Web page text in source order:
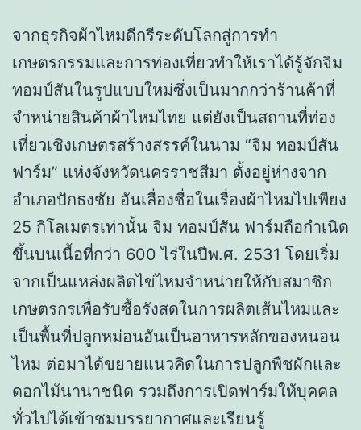
จากธุรกิจผ้าไหมดีกรีระดับโลกสู่การทำ
เกษตรกรรมและการท่องเที่ยวทำให้เราได้รู้จักจิม
ทอมป์สันในรูปแบบใหม่ซึ่งเป็นมากกว่าร้านค้าที่
จำหน่ายสินค้าผ้าไหมไทย แต่ยังเป็นสถานที่ท่อง
เที่ยวเชิงเกษตรสร้างสรรค์ในนาม “จิม ทอมป์สัน
ฟาร์ม” แห่งจังหวัดนครราชสีมา ตั้งอยู่ห่างจาก
อำเภอปักธงชัย อันเลื่องชื่อในเรื่องผ้าไหมไปเพียง
25 กิโลเมตรเท่านั้น จิม ทอมป์สัน ฟาร์มถือกำเนิด
ขึ้นบนเนื้อที่กว่า 600 ไร่ในปีพ.ศ. 2531 โดยเริ่ม
จากเป็นแหล่งผลิตไข่ไหมจำหน่ายให้กับสมาชิก
เกษตรกรเพื่อรับซื้อรังสดในการผลิตเส้นไหมและ
เป็นพื้นที่ปลูกหม่อนอันเป็นอาหารหลักของหนอน
ไหม ต่อมาได้ขยายแนวคิดในการปลูกพืชผักและ
ดอกไม้นานาชนิด รวมถึงการเปิดฟาร์มให้บุคคล
ทั่วไปได้เข้าชมบรรยากาศและเรียนรู้